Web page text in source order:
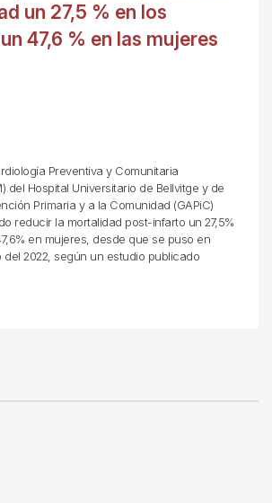
un 27,5 % en los
47,6 % en las mujeres
Preventiva y Comunitaria
del Hospital Universitario de Bellvitge y de
Primaria y a la Comunidad (GAPiC)
reducir la mortalidad post-infarto un 27,5%
en mujeres, desde que se puso en
2022, según un estudio publicado